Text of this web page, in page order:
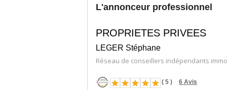
Les informations sur les risques
www. georisques. gouv. fr
Nom du négociateur : LEGER Stéphane
Honoraires à la charge du Vendeur
L'annonceur professionnel
PROPRIETES PRIVEES
LEGER Stéphane
Réseau de conseillers indépendants
( 5 ) 6 Avis